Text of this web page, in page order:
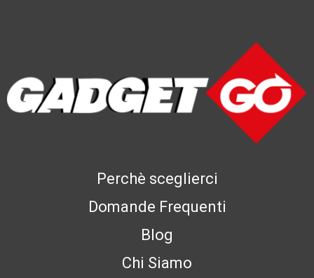
Perchè sceglierci
Domande Frequenti
Blog
Chi Siamo